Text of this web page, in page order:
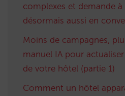
complexes et demande à
désormais aussi en
Moins de campagnes,
manuel IA pour
de votre hôtel (partie 1)
Comment un hôtel